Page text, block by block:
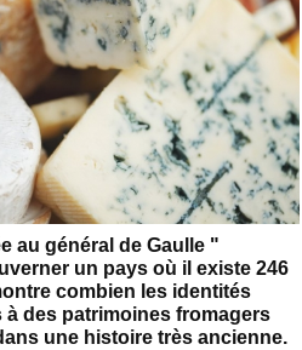
au général de Gaulle "
un pays où il existe 246
combien les identités
des patrimoines fromagers
une histoire très ancienne.